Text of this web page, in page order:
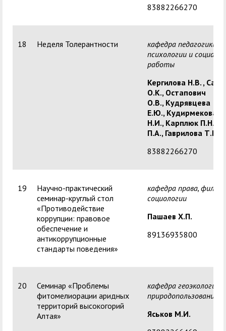
83882266270
18 Неделя Толерантности
кафедра педагогики,
психологии и
работы
Кергилова Н.В. ,
О.К., Остапович
О.В., Кудрявцева
Е.Ю., Кудирмекова
Н.И., Карплюк П.Н.,
П.А., Гаврилова Т.Г.
83882266270
19
Научно-практический
семинар-круглый стол
«Противодействие
коррупции: правовое
обеспечение и
антикоррупционные
стандарты поведения»
кафедра права,
социологии
Пашаев Х.П.
89136935800
20
Семинар «Проблемы
фитомелиорации аридных
территорий высокогорий
Алтая»
кафедра геоэкологии,
природопользования
Яськов М.И.